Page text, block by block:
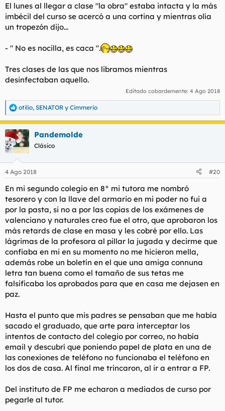
El lunes al llegar a clase "la obra" estaba intacta y la más
imbécil del curso se acercó a una cortina y mientras olía
un tropezón dijo...
- " No es nocilla, es caca ".
Tres clases de las que nos libramos mientras
desinfectaban aquello.
Editado cobardemente: 4 Ago 2018
R
e
a
c
c
i
e
:
otilio, SENATOR y Cimmerio
Pandemolde
Clásico
4 Ago 2018 #20
En mi segundo colegio en 8° mi tutora me nombró
tesorero y con la llave del armario en mi poder no fui a
por la pasta, si no a por las copias de los exámenes de
valenciano y naturales creo fue el otro, que aprobaron los
más retards de clase en masa y les cobré por ello. Las
lágrimas de la profesora al pillar la jugada y decirme que
confiaba en mi en su momento no me hicieron mella,
además robe un boletín en el que una amiga connuna
letra tan buena como el tamaño de sus tetas me
falsificaba los aprobados para que en casa me dejasen en
paz.
Hasta el punto que mis padres se pensaban que me había
sacado el graduado, que arte para interceptar los
intentos de contacto del colegio por correo, no había
email y descubrí que poniendo papel de plata en una de
las conexiones de teléfono no funcionaba el teléfono en
los dos de casa. Al final me trincaron, al ir a entrar a FP.
Del instituto de FP me echaron a mediados de curso por
pegarle al tutor.